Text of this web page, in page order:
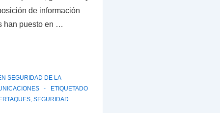
de información
han puesto en …
SEGURIDAD DE LA
ETIQUETADO
, SEGURIDAD